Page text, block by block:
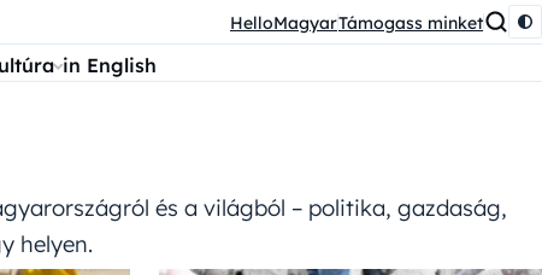
HelloMagyarTámogass minket
in English
és a világból – politika, gazdaság,
helyen.